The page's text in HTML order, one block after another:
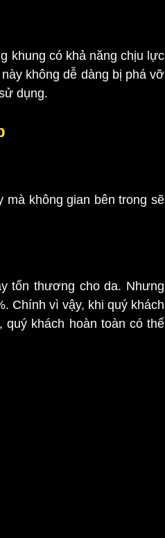
khung có khả năng chịu lực
không dễ dàng bị phá vỡ
dụng.
không gian bên trong sẽ
tổn thương cho da. Nhưng
Chính vì vậy, khi quý khách
khách hoàn toàn có thể